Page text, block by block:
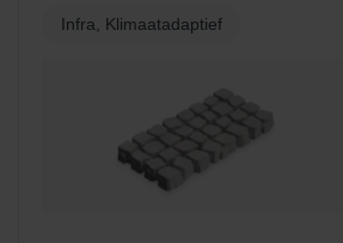
Infra, Klimaatadaptief